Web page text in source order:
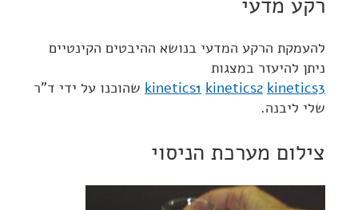
רקע מדעי
להעמקת הרקע המדעי בנושא ההיבטים הקינטיים
ניתן להיעזר במצגות
kinetics1 kinetics2 kinetics3
שהוכנו על ידי ד"ר
שלי ליבנה.
צילום מערכת הניסוי